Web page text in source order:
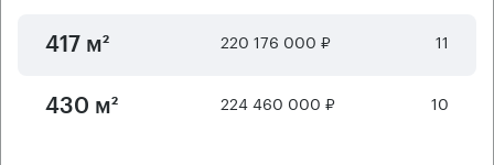
417 м² 220 176 000 ₽ 11
430 м² 224 460 000 ₽ 10